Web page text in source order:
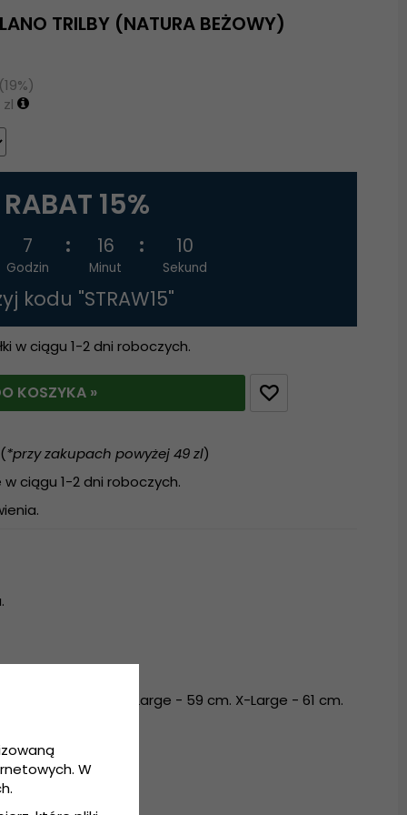
TRILBY (NATURA BEŻOWY)
RABAT 15%
7
Godzin
16
Minut
9
Sekund
kodu "STRAW15"
w ciągu 1-2 dni roboczych.
KOSZYKA »
*przy zakupach powyżej 49 zl)
ciągu 1-2 dni roboczych.
Medium - 57 cm. Large - 59 cm. X-Large - 61 cm.
W